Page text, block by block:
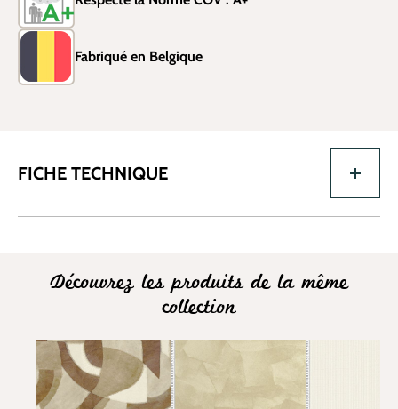
Fabriqué en Belgique
FICHE TECHNIQUE
Découvrez les produits de la même
collection